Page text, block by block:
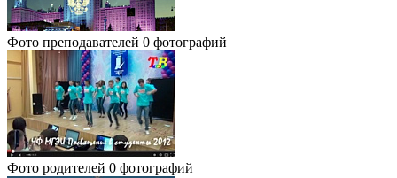
Фото преподавателей 0 фотографий
Фото родителей 0 фотографий